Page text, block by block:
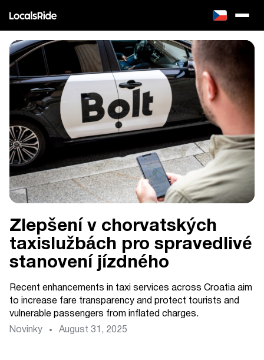
Zlepšení v chorvatských
taxislužbách pro spravedlivé
stanovení jízdného
Recent enhancements in taxi services across Croatia aim
to increase fare transparency and protect tourists and
vulnerable passengers from inflated charges.
Novinky
August 31, 2025